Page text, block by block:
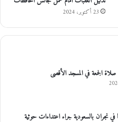
23 أكتوبر، 2024